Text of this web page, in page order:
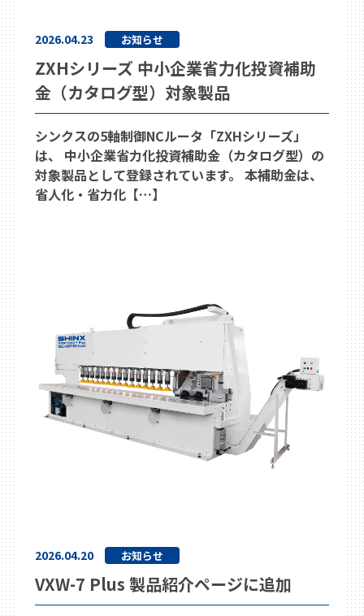
2026.04.23 お知らせ
ZXHシリーズ 中小企業省力化投資補助
金（カタログ型）対象製品
シンクスの5軸制御NCルータ「ZXHシリーズ」
は、 中小企業省力化投資補助金（カタログ型）の
対象製品として登録されています。 本補助金は、
省人化・省力化【…】
2026.04.20 お知らせ
VXW-7 Plus 製品紹介ページに追加